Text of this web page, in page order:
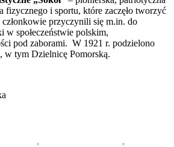
fizycznego i sportu, które zaczęło tworzyć
przyczynili się m.in. do
w społeczeństwie polskim,
pod zaborami. W 1921 r. podzielono
w tym Dzielnicę Pomorską.